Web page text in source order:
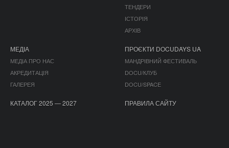
ТЕНДЕРИ
ІСТОРІЯ
АРХІВ
МЕДІА
МЕДІА ПРО НАС
АКРЕДИТАЦІЯ
ГАЛЕРЕЯ
ПРОЄКТИ DOCUDAYS UA
МАНДРІВНИЙ ФЕСТИВАЛЬ
DOCU/КЛУБ
DOCU/SPACE
КАТАЛОГ 2025 — 2027 ПРАВИЛА САЙТУ